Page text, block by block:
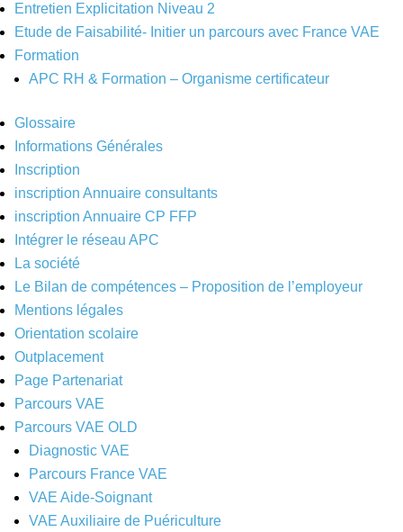
Entretien Explicitation Niveau 2
Etude de Faisabilité- Initier un parcours avec France VAE
Formation
APC RH & Formation – Organisme certificateur
Glossaire
Informations Générales
Inscription
inscription Annuaire consultants
inscription Annuaire CP FFP
Intégrer le réseau APC
La société
Le Bilan de compétences – Proposition de l’employeur
Mentions légales
Orientation scolaire
Outplacement
Page Partenariat
Parcours VAE
Parcours VAE OLD
Diagnostic VAE
Parcours France VAE
VAE Aide-Soignant
VAE Auxiliaire de Puériculture